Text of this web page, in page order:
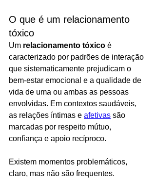
O que é um relacionamento
tóxico
Um relacionamento tóxico é
caracterizado por padrões de interação
que sistematicamente prejudicam o
bem‑estar emocional e a qualidade de
vida de uma ou ambas as pessoas
envolvidas. Em contextos saudáveis,
as relações íntimas e afetivas são
marcadas por respeito mútuo,
confiança e apoio recíproco.
Existem momentos problemáticos,
claro, mas não são frequentes.